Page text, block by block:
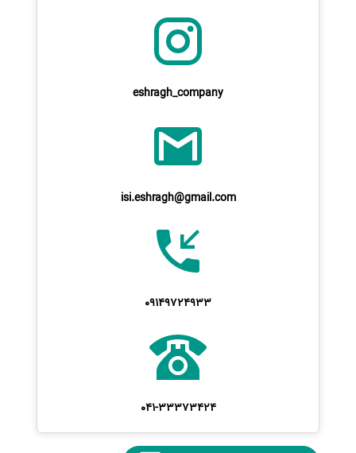
eshragh_company
isi.eshragh@gmail.com
09149724933
041-33373424